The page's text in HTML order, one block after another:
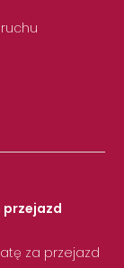
przejazd
za przejazd